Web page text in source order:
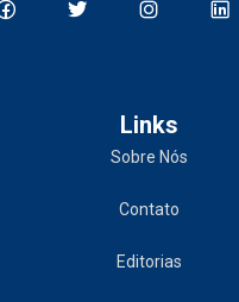
Links
Sobre Nós
Contato
Editorias